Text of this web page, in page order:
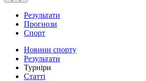
Результати
Прогнози
Спорт
Новини спорту
Результати
Турніри
Статті